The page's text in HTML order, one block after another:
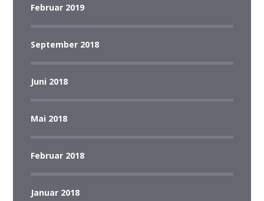
Februar 2019
September 2018
Juni 2018
Mai 2018
Februar 2018
Januar 2018